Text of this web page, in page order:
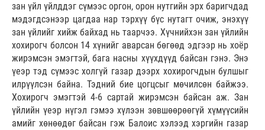
зан үйл үйлддэг сүмээс оргон, орон нутгийн эрх баригчдад
мэдэгдсэнээр цагдаа нар тэрхүү бүс нутагт очиж, энэхүү
зан үйлийг хийж байхад нь таарчээ. Хүчнийхэн зан үйлийн
хохирогч болсон 14 хүнийг аварсан бөгөөд эдгээр нь хоёр
жирэмсэн эмэгтэй, бага насны хүүхдүүд байсан гэнэ. Энэ
үеэр тэд сүмээс холгүй газар дээрх хохирогчдын булшыг
илрүүлсэн байна. Тэдний бие цогцсыг мөчилсөн байжээ.
Хохирогч эмэгтэй 4-6 сартай жирэмсэн байсан аж. Зан
үйлийн үеэр нүгэл гэмээ хүлээн зөвшөөрөөгүй хүмүүсийн
амийг хөнөөдөг байсан гэж Балоис хэлээд хэргийн газар